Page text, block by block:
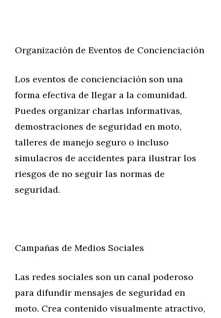
Organización de Eventos de Concienciación
Los eventos de concienciación son una
forma efectiva de llegar a la comunidad.
Puedes organizar charlas informativas,
demostraciones de seguridad en moto,
talleres de manejo seguro o incluso
simulacros de accidentes para ilustrar los
riesgos de no seguir las normas de
seguridad.
Campañas de Medios Sociales
Las redes sociales son un canal poderoso
para difundir mensajes de seguridad en
moto. Crea contenido visualmente atractivo,